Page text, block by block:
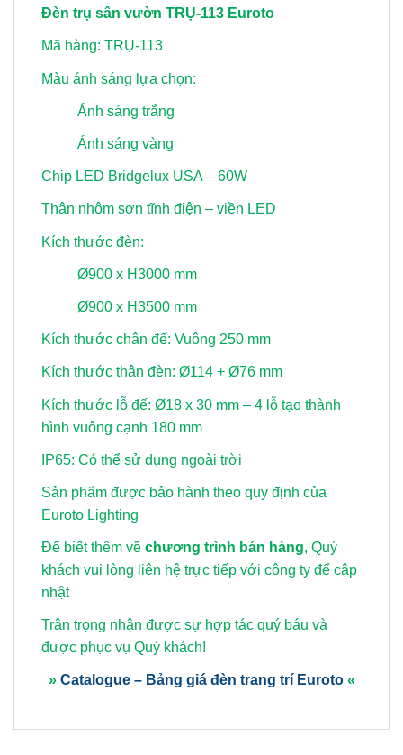
Đèn trụ sân vườn TRỤ-113 Euroto
Mã hàng: TRỤ-113
Màu ánh sáng lựa chọn:
Ánh sáng trắng
Ánh sáng vàng
Chip LED Bridgelux USA – 60W
Thân nhôm sơn tĩnh điện – viền LED
Kích thước đèn:
Ø900 x H3000 mm
Ø900 x H3500 mm
Kích thước chân đế: Vuông 250 mm
Kích thước thân đèn: Ø114 + Ø76 mm
Kích thước lỗ đế: Ø18 x 30 mm – 4 lỗ tạo thành
hình vuông cạnh 180 mm
IP65: Có thể sử dụng ngoài trời
Sản phẩm được bảo hành theo quy định của
Euroto Lighting
Để biết thêm về chương trình bán hàng, Quý
khách vui lòng liên hệ trực tiếp với công ty để cập
nhật
Trân trọng nhận được sự hợp tác quý báu và
được phục vụ Quý khách!
» Catalogue – Bảng giá đèn trang trí Euroto «